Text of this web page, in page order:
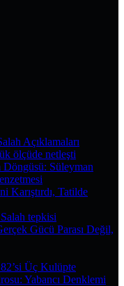
Açıklamaları
ölçüde netleşti
Döngüsü: Süleyman
Karıştırdı, Tatilde
tepkisi
Gücü Parası Değil,
Üç Kulüpte
Yabancı Denklemi